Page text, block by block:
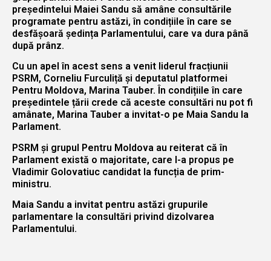
președintelui Maiei Sandu să amâne consultările
programate pentru astăzi, în condițiile în care se
desfășoară ședința Parlamentului, care va dura până
după prânz.
Cu un apel în acest sens a venit liderul fracțiunii
PSRM, Corneliu Furculiță și deputatul platformei
Pentru Moldova, Marina Tauber. În condițiile în care
președintele țării crede că aceste consultări nu pot fi
amânate, Marina Tauber a invitat-o pe Maia Sandu la
Parlament.
PSRM și grupul Pentru Moldova au reiterat că în
Parlament există o majoritate, care l-a propus pe
Vladimir Golovatiuc candidat la funcția de prim-
ministru.
Maia Sandu a invitat pentru astăzi grupurile
parlamentare la consultări privind dizolvarea
Parlamentului.